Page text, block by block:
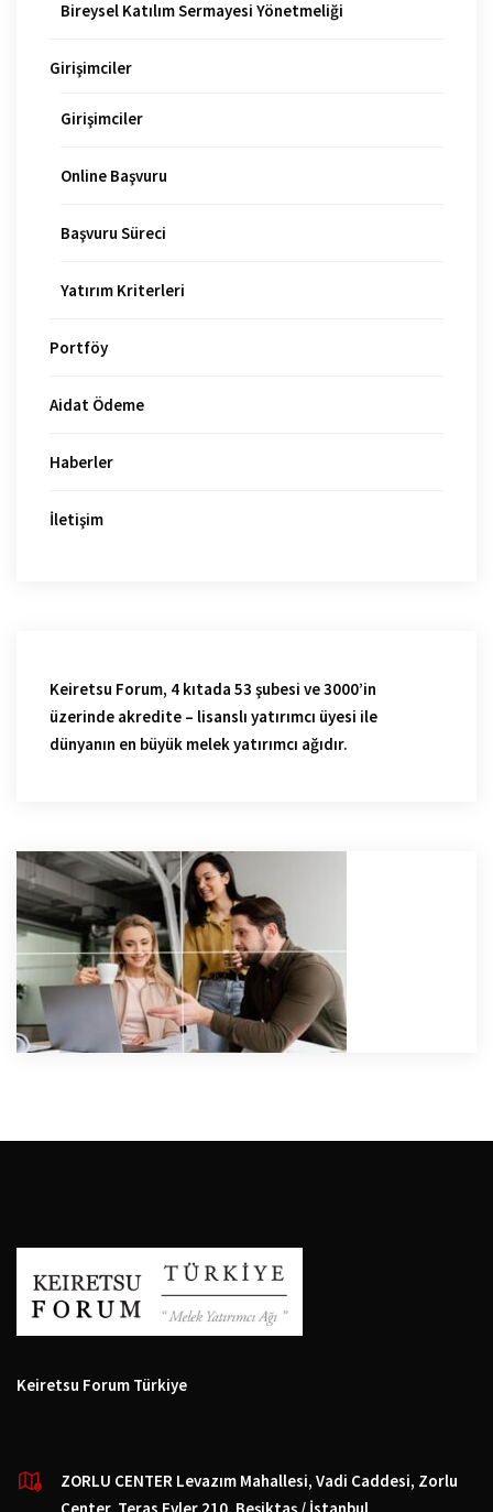
Bireysel Katılım Sermayesi Yönetmeliği
Girişimciler
Girişimciler
Online Başvuru
Başvuru Süreci
Yatırım Kriterleri
Portföy
Aidat Ödeme
Haberler
İletişim
Keiretsu Forum, 4 kıtada 53 şubesi ve 3000’in
üzerinde akredite – lisanslı yatırımcı üyesi ile
dünyanın en büyük melek yatırımcı ağıdır.
Keiretsu Forum Türkiye
ZORLU CENTER Levazım Mahallesi, Vadi Caddesi, Zorlu